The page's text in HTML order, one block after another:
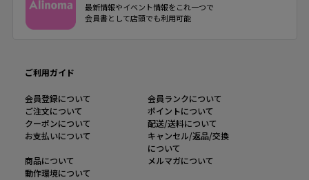
最新情報やイベント情報をこれ一つで
会員書として店頭でも利用可能
ご利用ガイド
会員登録について
会員ランクについて
ご注文について
ポイントについて
クーポンについて
配送/送料について
お支払いについて
キャンセル/返品/交換
について
商品について
メルマガについて
動作環境について